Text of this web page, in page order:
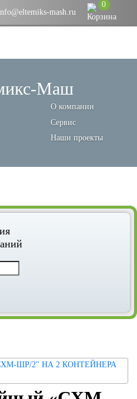
mash.ru
0
О компании
Сервис
Наши проекты
изделий
шкафы
НА 2 КОНТЕЙНЕРА (НЕРЖ.)